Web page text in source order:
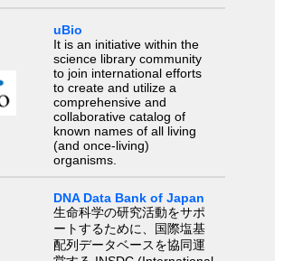
uBio
It is an initiative within the
science library community
to join international efforts
to create and utilize a
comprehensive and
collaborative catalog of
known names of all living
(and once-living)
organisms.
DNA Data Bank of Japan
生命科学の研究活動をサポ
ートするために、国際塩基
配列データベースを協同運